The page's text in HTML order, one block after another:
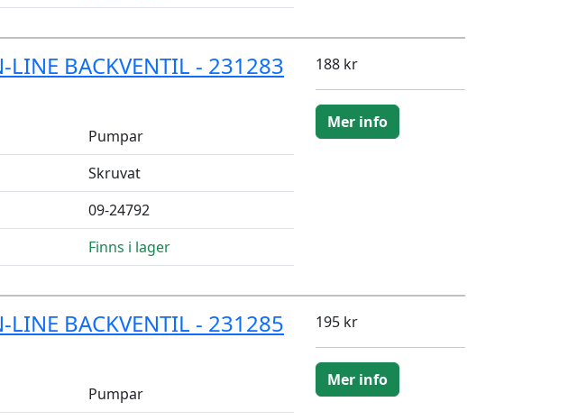
LINE BACKVENTIL - 231283
Pumpar
Skruvat
09-24792
Finns i lager
188 kr
Mer info
LINE BACKVENTIL - 231285
Pumpar
195 kr
Mer info